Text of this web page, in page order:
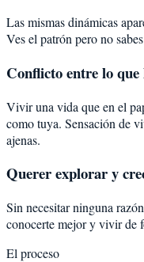
Las mismas dinámicas
Ves el patrón pero no
Conflicto entre lo que
Vivir una vida que en el
como tuya. Sensación de
ajenas.
Querer explorar y
Sin necesitar ninguna
conocerte mejor y vivir de
El proceso